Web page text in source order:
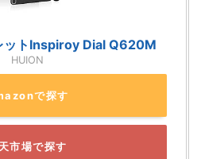
ットInspiroy Dial Q620M
HUION
で探す
市場で探す